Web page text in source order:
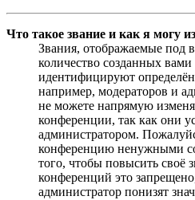
Что такое звание и как я могу
Звания, отображаемые под
количество созданных
идентифицируют
например, модераторов и
не можете напрямую
конференции, так как они
администратором.
конференцию ненужными
того, чтобы повысить своё
конференций это
администратор понизят